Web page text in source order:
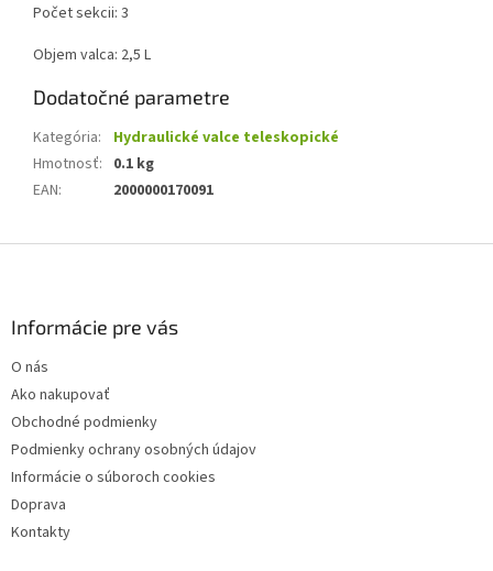
Počet sekcii: 3
Objem valca: 2,5 L
Dodatočné parametre
Kategória:
Hydraulické valce teleskopické
Hmotnosť: 0.1 kg
EAN: 2000000170091
Informácie pre vás
O nás
Ako nakupovať
Obchodné podmienky
Podmienky ochrany osobných údajov
Informácie o súboroch cookies
Doprava
Kontakty